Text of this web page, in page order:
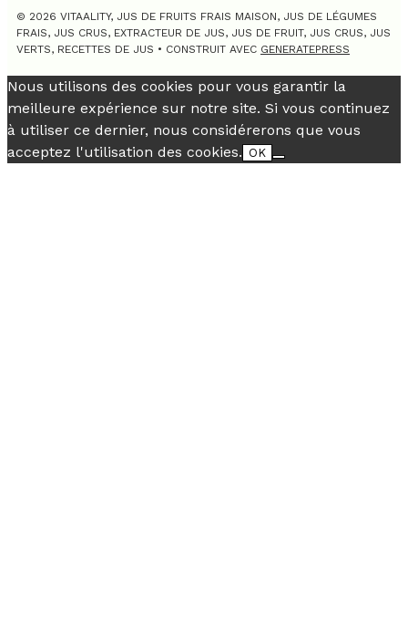
© 2026 VITAALITY, JUS DE FRUITS FRAIS MAISON, JUS DE LÉGUMES
FRAIS, JUS CRUS, EXTRACTEUR DE JUS, JUS DE FRUIT, JUS CRUS, JUS
VERTS, RECETTES DE JUS • CONSTRUIT AVEC GENERATEPRESS
Nous utilisons des cookies pour vous garantir la
meilleure expérience sur notre site. Si vous continuez
à utiliser ce dernier, nous considérerons que vous
acceptez l'utilisation des cookies. OK